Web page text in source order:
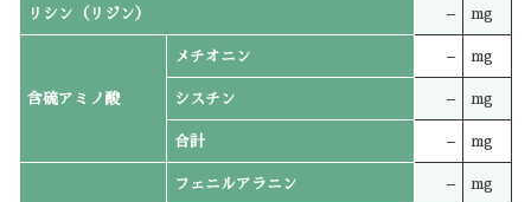
リシン（リジン） – mg
含硫アミノ酸
メチオニン – mg
シスチン – mg
合計 – mg
フェニルアラニン – mg